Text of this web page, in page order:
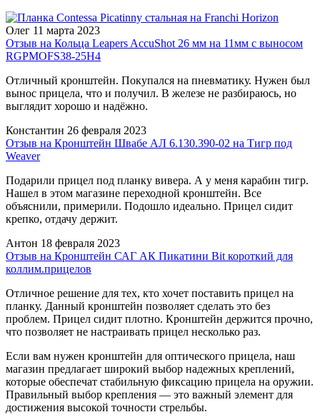
Олег 11 марта 2023
Отзыв на Кольца Leapers AccuShot 26 мм на 11мм с выносом
RGPMOFS38-25H4
Отличный кронштейн. Покупался на пневматику. Нужен был
вынос прицела, что и получил. В железе не разбираюсь, но
выглядит хорошо и надёжно.
Константин 26 февраля 2023
Отзыв на Кронштейн Швабе АЛ 6.130.390-02 на Тигр под
Weaver
Подарили прицел под планку вивера. А у меня карабин тигр.
Нашел в этом магазине переходной кронштейн. Все
объяснили, примерили. Подошло идеально. Прицел сидит
крепко, отдачу держит.
Антон 18 февраля 2023
Отзыв на Кронштейн САГ АК Пикатини Bit короткий для
коллим.прицелов
Отличное решение для тех, кто хочет поставить прицел на
планку. Данный кронштейн позволяет сделать это без
проблем. Прицел сидит плотно. Кронштейн держится прочно,
что позволяет не настраивать прицел несколько раз.
Если вам нужен кронштейн для оптического прицела, наш
магазин предлагает широкий выбор надежных креплений,
которые обеспечат стабильную фиксацию прицела на оружии.
Правильный выбор крепления — это важный элемент для
достижения высокой точности стрельбы.